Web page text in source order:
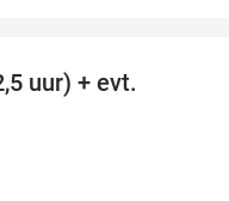
uur) + evt.